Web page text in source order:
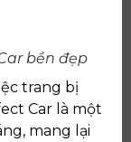
bền đẹp
trang bị
Car là một
mang lại